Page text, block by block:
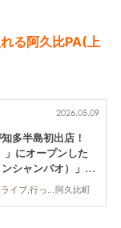
る阿久比PA(上
阿久比町
2026.05.09
多半島初出店！
」にオープンした
シャンバオ）」に
テイクアウト,専門店,ドライブ,行ってみたレポ,家族,カップル,おひとりさま,友人